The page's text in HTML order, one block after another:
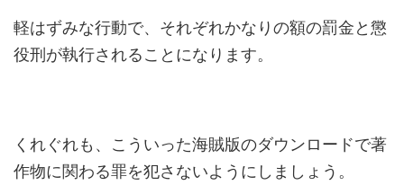
軽はずみな行動で、それぞれかなりの額の罰金と懲
役刑が執行されることになります。
くれぐれも、こういった海賊版のダウンロードで著
作物に関わる罪を犯さないようにしましょう。